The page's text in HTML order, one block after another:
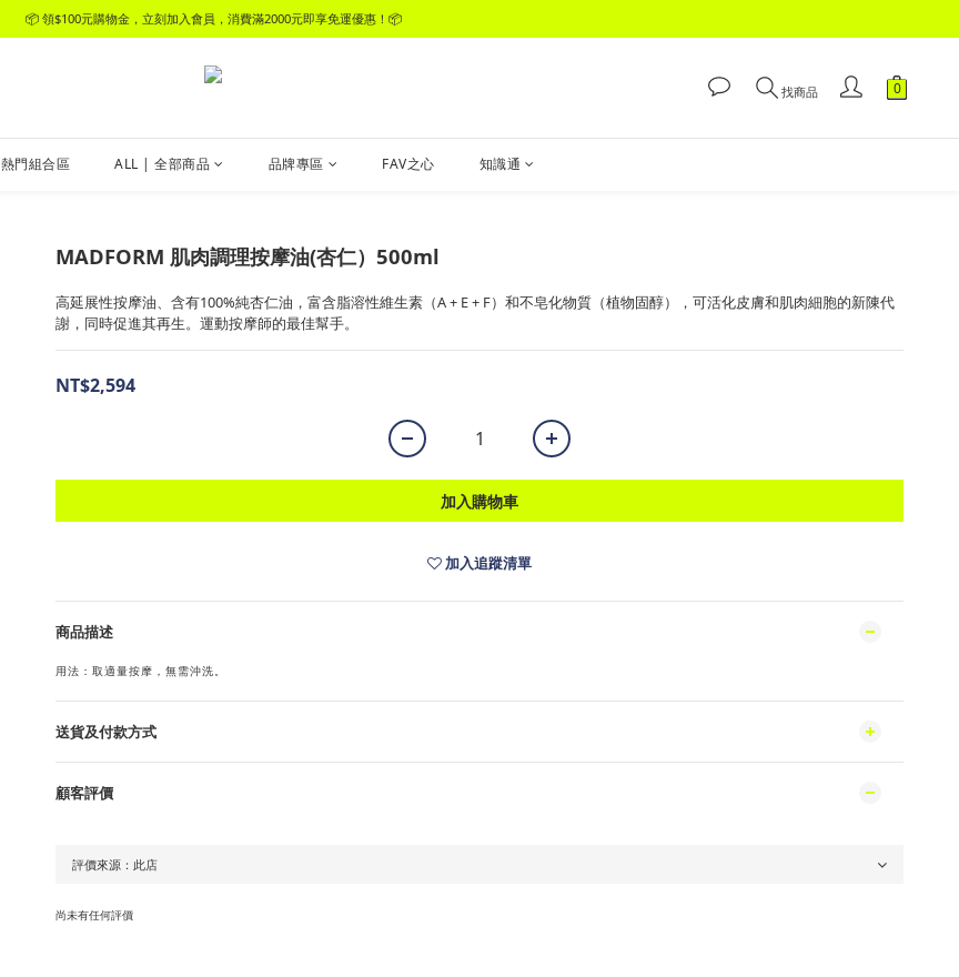
📦 領$100元購物金，立刻加入會員，消費滿2000元即享免運優惠！📦
📦 領$100元購物金，立刻加入會員，消費滿2000元即享免運優惠！📦
找商品
熱門組合區 ALL | 全部商品 品牌專區 FAV之心 知識通
MADFORM 肌肉調理按摩油(杏仁）500ml
高延展性按摩油、含有100%純杏仁油，富含脂溶性維生素（A + E + F）和不皂化物質（植物固醇），可活化皮膚和肌肉細胞的新陳代
謝，同時促進其再生。運動按摩師的最佳幫手。
NT$2,594
加入購物車
加入追蹤清單
商品描述
用法：取適量按摩，無需沖洗。
送貨及付款方式
顧客評價
尚未有任何評價